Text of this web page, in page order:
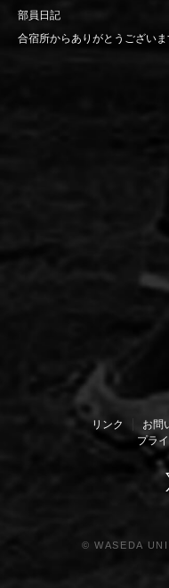
部員日記
合宿所からありがとうござい
リンク お問
プラ
© WASEDA